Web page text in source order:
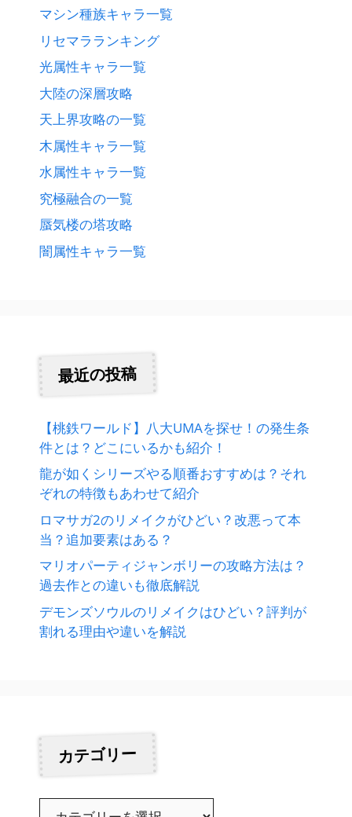
マシン種族キャラ一覧
リセマラランキング
光属性キャラ一覧
大陸の深層攻略
天上界攻略の一覧
木属性キャラ一覧
水属性キャラ一覧
究極融合の一覧
蜃気楼の塔攻略
闇属性キャラ一覧
最近の投稿
【桃鉄ワールド】八大UMAを探せ！の発生条
件とは？どこにいるかも紹介！
龍が如くシリーズやる順番おすすめは？それ
ぞれの特徴もあわせて紹介
ロマサガ2のリメイクがひどい？改悪って本
当？追加要素はある？
マリオパーティジャンボリーの攻略方法は？
過去作との違いも徹底解説
デモンズソウルのリメイクはひどい？評判が
割れる理由や違いを解説
カテゴリー